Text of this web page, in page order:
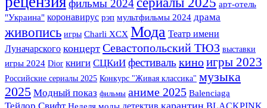
фильмы 2024
арт-отель
"Украина" коронавирус рэп мультфильмы 2024 драма
живопись игры Charli XCX Мода Театр имени
Луначарского концерт Севастопольский ТЮЗ выставки
игры 2024 Dior книги СЦКиИ фестиваль киноигры 2023
Российские сериалы 2025 Конкурс "Живая классика" музыка
2025 Модный показ фильмы аниме 2025 Balenciaga
карантин